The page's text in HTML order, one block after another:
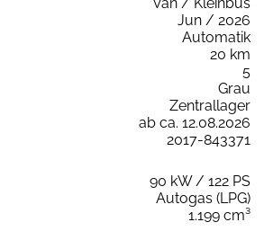
Jun / 2026
Automatik
20 km
5
Grau
Zentrallager
ab ca. 12.08.2026
2017-843371
90 kW / 122 PS
Autogas (LPG)
1.199 cm³